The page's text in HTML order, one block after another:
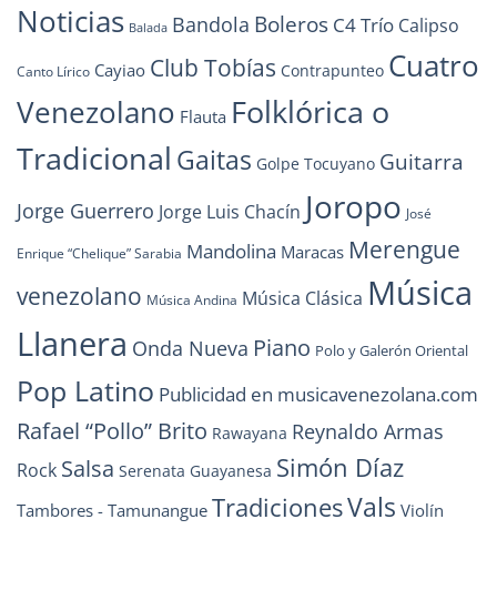
Noticias Balada Bandola Boleros C4 Trío Calipso
Canto Lírico Cayiao Club Tobías Contrapunteo Cuatro
Venezolano Flauta Folklórica o
Tradicional Gaitas Golpe Tocuyano Guitarra
Jorge Guerrero Jorge Luis Chacín Joropo José
Enrique “Chelique” Sarabia Mandolina Maracas Merengue
venezolano Música Andina Música Clásica Música
Llanera Onda Nueva Piano Polo y Galerón Oriental
Pop Latino Publicidad en musicavenezolana.com
Rafael “Pollo” Brito Rawayana Reynaldo Armas
Rock Salsa Serenata Guayanesa Simón Díaz
Tambores - Tamunangue TradicionesVals Violín